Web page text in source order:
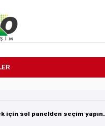
için sol panelden seçim yapın.